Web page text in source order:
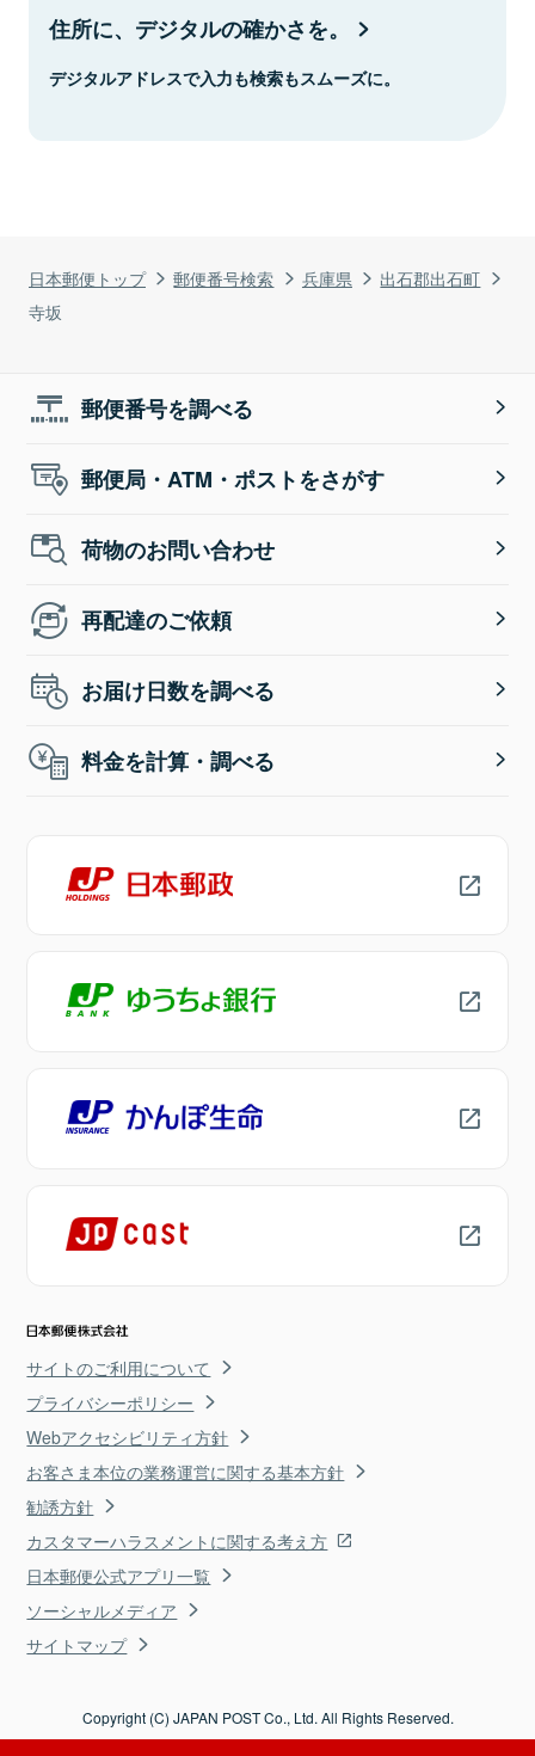
日本郵便トップ 郵便番号検索 兵庫県
出石郡出石町
寺坂
住所に、デジタルの確かさを。
デジタルアドレスで入力も検索もスムーズに。
郵便番号を調べる
郵便局・ATM・ポストをさがす
荷物のお問い合わせ
再配達のご依頼
お届け日数を調べる
料金を計算・調べる
サイトのご利用について
プライバシーポリシー
Webアクセシビリティ方針
お客さま本位の業務運営に関する基本方針
勧誘方針
カスタマーハラスメントに関する考え方
日本郵便公式アプリ一覧
ソーシャルメディア
サイトマップ
Copyright (C) JAPAN POST Co., Ltd. All Rights Reserved.